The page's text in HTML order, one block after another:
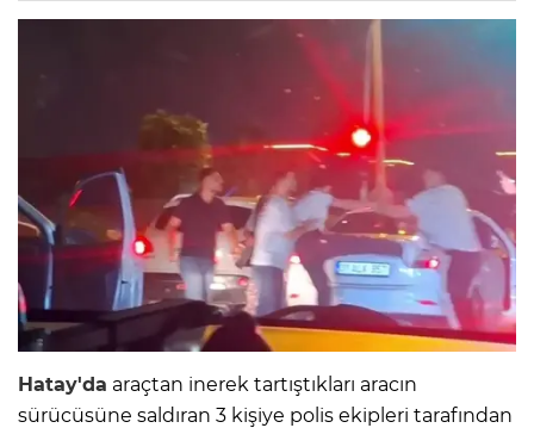
Hatay'da araçtan inerek tartıştıkları aracın
sürücüsüne saldıran 3 kişiye polis ekipleri tarafından